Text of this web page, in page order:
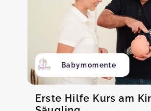
Babymomente
Erste Hilfe Kurs am